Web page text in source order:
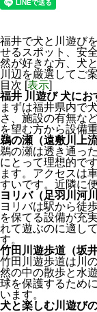
福井で犬と川遊び
せるスポット、安
然が好きな方、犬
川辺を厳選してご
目次 [表示]
福井 川遊び 犬に
まずは福井県内で
さ、施設の有無な
を望む方から設備
鵜の瀬（遠敷川上
鵜の瀬は透き通っ
にとって理想的で
ます。アクセスは
すいです。近隣に
ヨリバ（足羽川河
ヨリバは駅から徒
を保てる設備が充
れて遊ぶのに適し
す。
竹田川遊歩道（坂
竹田川遊歩道は川
然の中の散歩と水
球を保護するため
います。
犬と楽しむ川遊び